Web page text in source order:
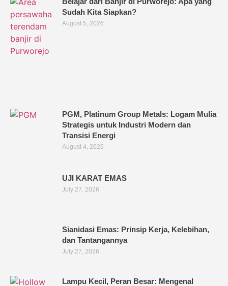
Sudah Kita Siapkan?
August 5, 2026
PGM, Platinum Group Metals: Logam Mulia
Strategis untuk Industri Modern dan
Transisi Energi
August 4, 2026
UJI KARAT EMAS
July 27, 2026
Sianidasi Emas: Prinsip Kerja, Kelebihan,
dan Tantangannya
July 27, 2026
Lampu Kecil, Peran Besar: Mengenal